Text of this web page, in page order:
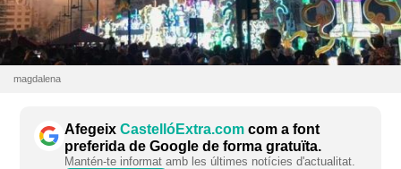
magdalena
Afegeix CastellóExtra.com com a font
preferida de Google de forma gratuïta.
Mantén-te informat amb les últimes notícies d'actualitat.